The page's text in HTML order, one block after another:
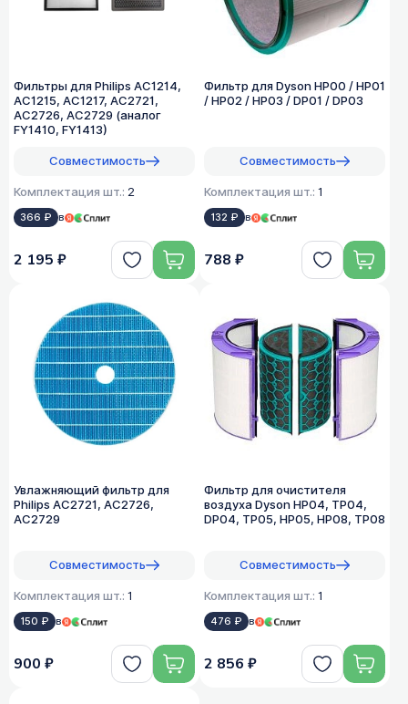
Фильтры для Philips AC1214,
AC1215, AC1217, AC2721,
AC2726, AC2729 (аналог
FY1410, FY1413)
Совместимость
Комплектация шт.: 2
366 ₽ в
2 195 ₽
Фильтр для Dyson HP00 / HP01
/ HP02 / HP03 / DP01 / DP03
Совместимость
Комплектация шт.: 1
132 ₽ в
788 ₽
Увлажняющий фильтр для
Philips AC2721, AC2726,
AC2729
Совместимость
Комплектация шт.: 1
150 ₽ в
900 ₽
Фильтр для очистителя
воздуха Dyson HP04, TP04,
DP04, TP05, HP05, HP08, TP08
Совместимость
Комплектация шт.: 1
476 ₽ в
2 856 ₽